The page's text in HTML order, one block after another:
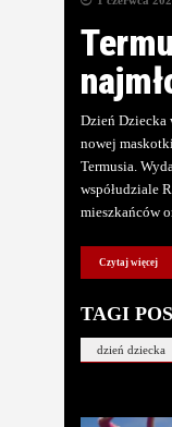
Dzień Dziecka
nowej
Termusia.
współudziale
mieszkańców
Czytaj więcej
TAGI
dzień dziecka